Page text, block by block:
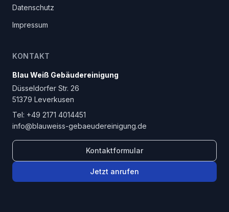
Datenschutz
Impressum
KONTAKT
Blau Weiß Gebäudereinigung
Düsseldorfer Str. 26
51379 Leverkusen
Tel: +49 2171 4014451
info@blauweiss-gebaeudereinigung.de
Kontaktformular
Jetzt anrufen